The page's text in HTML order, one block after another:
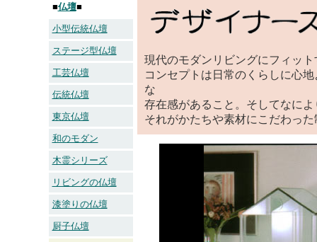
■仏壇■
小型伝統仏壇
ステージ型仏壇
工芸仏壇
伝統仏壇
東京仏壇
和のモダン
木霊シリーズ
リビングの仏壇
漆塗りの仏壇
厨子仏壇
現代のモダンリビングにフィッ
コンセプトは日常のくらしに心
な
存在感があること。そしてなによ
それがかたちや素材にこだわっ